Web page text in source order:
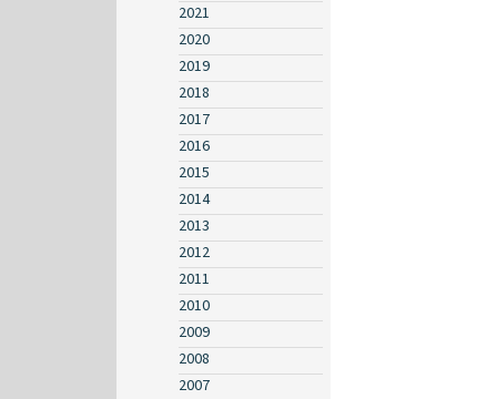
2021
2020
2019
2018
2017
2016
2015
2014
2013
2012
2011
2010
2009
2008
2007